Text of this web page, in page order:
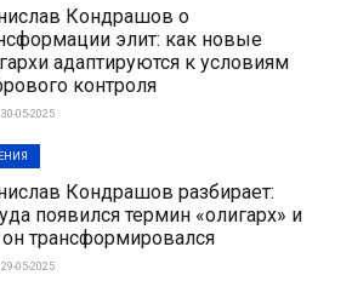
Кондрашов о
элит: как новые
адаптируются к условиям
контроля
05-2025
Кондрашов разбирает:
появился термин «олигарх» и
он трансформировался
05-2025